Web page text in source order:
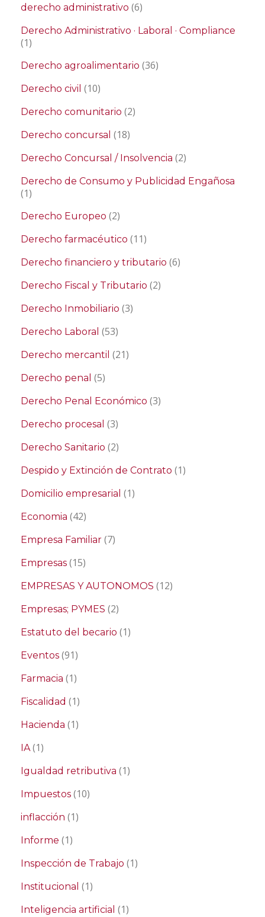
derecho administrativo (6)
Derecho Administrativo · Laboral · Compliance
(1)
Derecho agroalimentario (36)
Derecho civil (10)
Derecho comunitario (2)
Derecho concursal (18)
Derecho Concursal / Insolvencia (2)
Derecho de Consumo y Publicidad Engañosa
(1)
Derecho Europeo (2)
Derecho farmacéutico (11)
Derecho financiero y tributario (6)
Derecho Fiscal y Tributario (2)
Derecho Inmobiliario (3)
Derecho Laboral (53)
Derecho mercantil (21)
Derecho penal (5)
Derecho Penal Económico (3)
Derecho procesal (3)
Derecho Sanitario (2)
Despido y Extinción de Contrato (1)
Domicilio empresarial (1)
Economia (42)
Empresa Familiar (7)
Empresas (15)
EMPRESAS Y AUTONOMOS (12)
Empresas; PYMES (2)
Estatuto del becario (1)
Eventos (91)
Farmacia (1)
Fiscalidad (1)
Hacienda (1)
IA(1)
Igualdad retributiva (1)
Impuestos (10)
inflacción (1)
Informe (1)
Inspección de Trabajo (1)
Institucional (1)
Inteligencia artificial (1)